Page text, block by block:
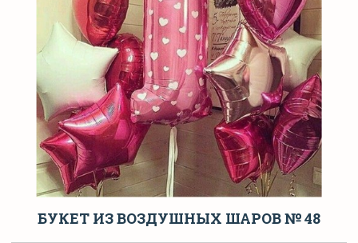
БУКЕТ ИЗ ВОЗДУШНЫХ ШАРОВ № 48